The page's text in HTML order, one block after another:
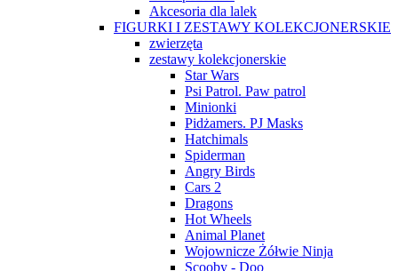
Akcesoria dla lalek
FIGURKI I ZESTAWY KOLEKCJONERSKIE
zwierzęta
zestawy kolekcjonerskie
Star Wars
Psi Patrol. Paw patrol
Minionki
Pidżamers. PJ Masks
Hatchimals
Spiderman
Angry Birds
Cars 2
Dragons
Hot Wheels
Animal Planet
Wojownicze Żółwie Ninja
Scooby - Doo